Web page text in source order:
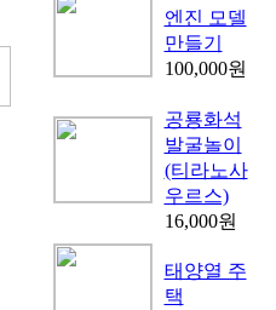
엔진 모델
만들기
100,000원
공룡화석
발굴놀이
(티라노사
우르스)
16,000원
태양열 주
택